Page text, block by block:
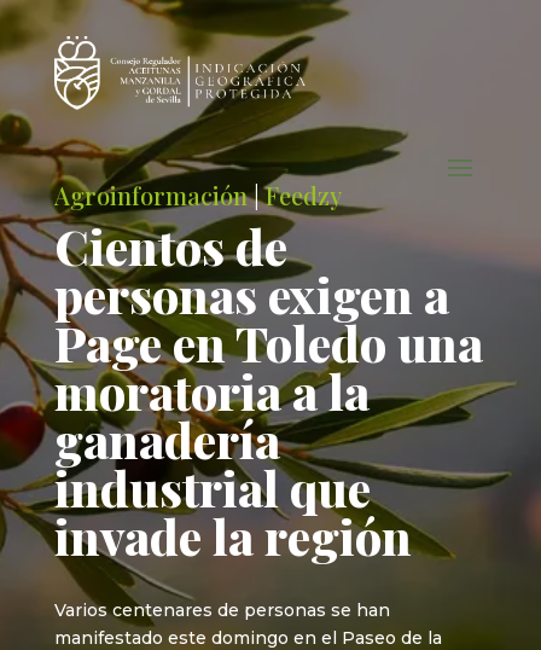
Agroinformación|Feedzy
Cientos de
personas exigen a
Page en Toledo una
moratoria a la
ganadería
industrial que
invade la región
Varios centenares de personas se han
manifestado este domingo en el Paseo de la